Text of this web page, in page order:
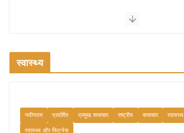
स्वास्थ्य
नवीनतम प्रदर्शित प्रमुख समाचार राष्ट्रीय समाचार स्वास्थ्य
स्वास्थ्य और फिटनेस